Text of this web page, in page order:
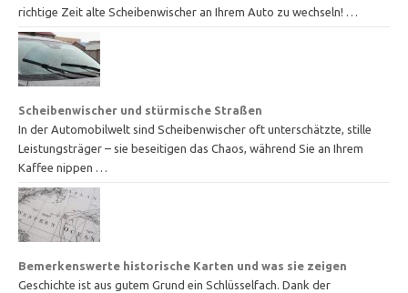
richtige Zeit alte Scheibenwischer an Ihrem Auto zu wechseln! …
Scheibenwischer und stürmische Straßen
In der Automobilwelt sind Scheibenwischer oft unterschätzte, stille
Leistungsträger – sie beseitigen das Chaos, während Sie an Ihrem
Kaffee nippen …
Bemerkenswerte historische Karten und was sie zeigen
Geschichte ist aus gutem Grund ein Schlüsselfach. Dank der